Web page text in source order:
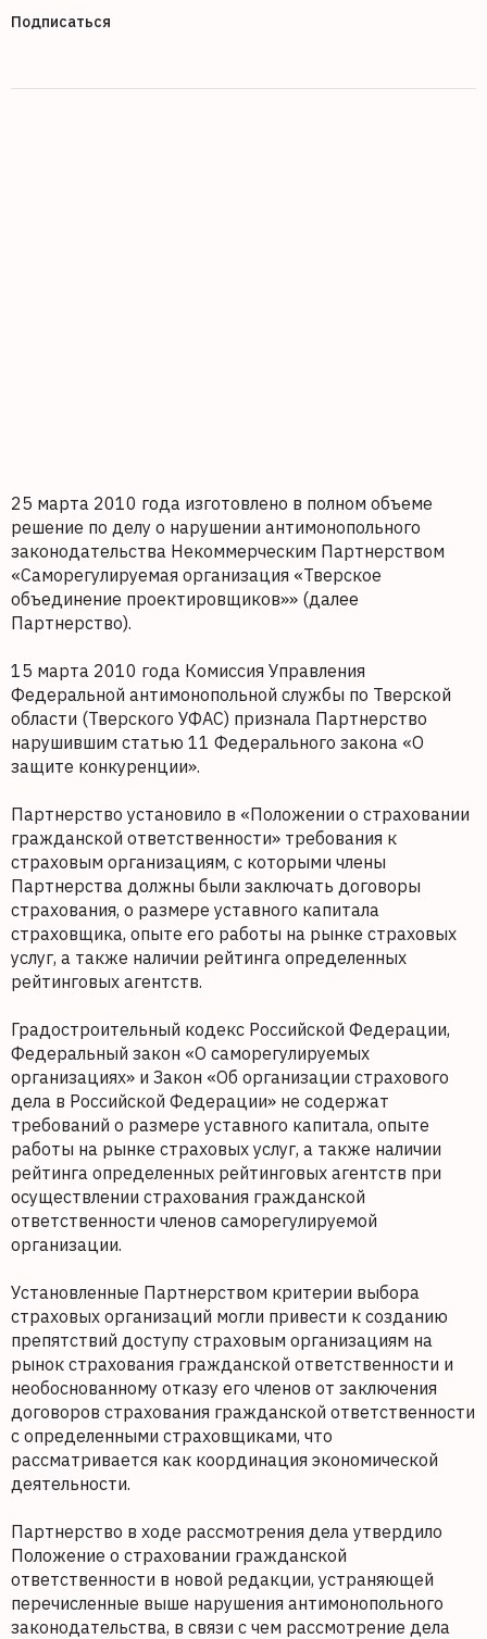
Подписаться
25 марта 2010 года изготовлено в полном объеме
решение по делу о нарушении антимонопольного
законодательства Некоммерческим Партнерством
«Саморегулируемая организация «Тверское
объединение проектировщиков»» (далее
Партнерство).
15 марта 2010 года Комиссия Управления
Федеральной антимонопольной службы по Тверской
области (Тверского УФАС) признала Партнерство
нарушившим статью 11 Федерального закона «О
защите конкуренции».
Партнерство установило в «Положении о страховании
гражданской ответственности» требования к
страховым организациям, с которыми члены
Партнерства должны были заключать договоры
страхования, о размере уставного капитала
страховщика, опыте его работы на рынке страховых
услуг, а также наличии рейтинга определенных
рейтинговых агентств.
Градостроительный кодекс Российской Федерации,
Федеральный закон «О саморегулируемых
организациях» и Закон «Об организации страхового
дела в Российской Федерации» не содержат
требований о размере уставного капитала, опыте
работы на рынке страховых услуг, а также наличии
рейтинга определенных рейтинговых агентств при
осуществлении страхования гражданской
ответственности членов саморегулируемой
организации.
Установленные Партнерством критерии выбора
страховых организаций могли привести к созданию
препятствий доступу страховым организациям на
рынок страхования гражданской ответственности и
необоснованному отказу его членов от заключения
договоров страхования гражданской ответственности
с определенными страховщиками, что
рассматривается как координация экономической
деятельности.
Партнерство в ходе рассмотрения дела утвердило
Положение о страховании гражданской
ответственности в новой редакции, устраняющей
перечисленные выше нарушения антимонопольного
законодательства, в связи с чем рассмотрение дела